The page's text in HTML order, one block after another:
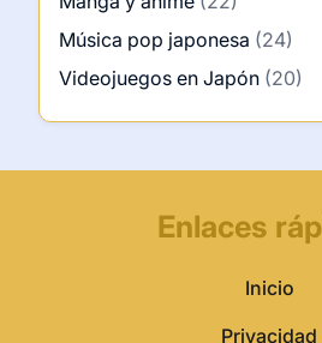
Música pop japonesa (24)
Videojuegos en Japón (20)
Enlaces
Inicio
Privacidad